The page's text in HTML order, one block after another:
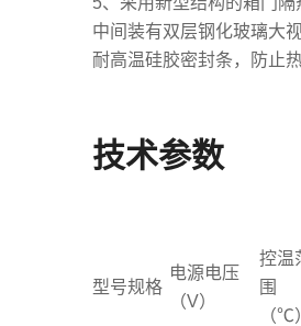
中间装有双层钢化玻璃大
耐高温硅胶密封条，防止热
技术参数
型号规格
电源电压
（V）
控温
围
（℃